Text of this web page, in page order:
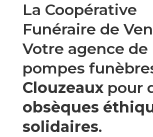
La Coopérative
Funéraire de
Votre agence de
pompes
Clouzeauxpour
obsèques
solidaires.